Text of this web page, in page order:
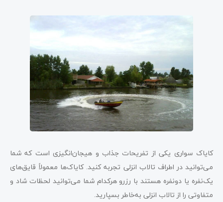
کایاک سواری یکی از تفریحات جذاب و هیجان‌انگیزی است که شما
می‌توانید در اطراف تالاب انزلی تجربه کنید. کایاک‌ها معمولاً قایق‌های
یک‌نفره یا دونفره هستند با رزرو هرکدام شما می‌توانید لحظات شاد و
متفاوتی را از تالاب انزلی به‌خاطر بسپارید.